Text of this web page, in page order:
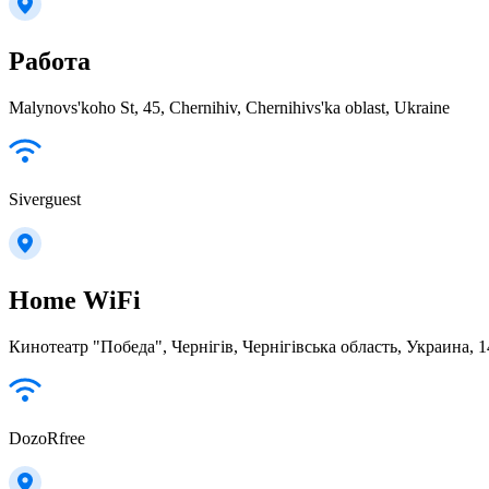
Работа
Malynovs'koho St, 45, Chernihiv, Chernihivs'ka oblast, Ukraine
Siverguest
Home WiFi
Кинотеатр "Победа", Чернігів, Чернігівська область, Украина,
DozoRfree